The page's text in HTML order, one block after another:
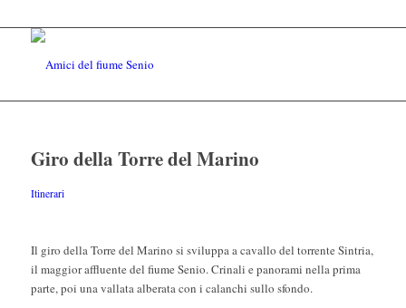
Giro della Torre del Marino
Itinerari
Il giro della Torre del Marino si sviluppa a cavallo del torrente Sintria,
il maggior affluente del fiume Senio. Crinali e panorami nella prima
parte, poi una vallata alberata con i calanchi sullo sfondo.